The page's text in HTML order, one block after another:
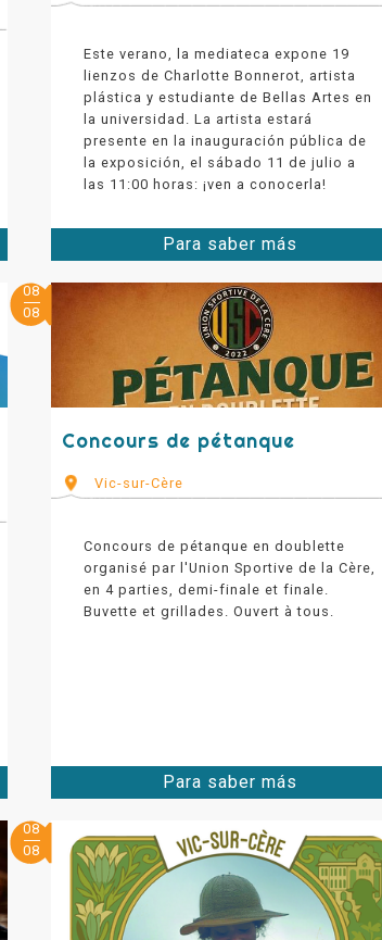
Este verano, la mediateca expone 19
lienzos de Charlotte Bonnerot, artista
plástica y estudiante de Bellas Artes en
la universidad. La artista estará
presente en la inauguración pública de
la exposición, el sábado 11 de julio a
las 11:00 horas: ¡ven a conocerla!
Para saber más
08
08
Concours de pétanque
Vic-sur-Cère
Concours de pétanque en doublette
organisé par l'Union Sportive de la Cère,
en 4 parties, demi-finale et finale.
Buvette et grillades. Ouvert à tous.
Para saber más
08
08